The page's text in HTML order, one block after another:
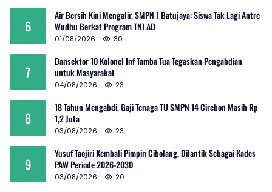
6
Air Bersih Kini Mengalir, SMPN 1 Batujaya: Siswa Tak Lagi Antre
Wudhu Berkat Program TNI AD
01/08/2026 30
7
Dansektor 10 Kolonel Inf Tamba Tua Tegaskan Pengabdian
untuk Masyarakat
04/08/2026 23
8
18 Tahun Mengabdi, Gaji Tenaga TU SMPN 14 Cirebon Masih Rp
1,2 Juta
03/08/2026 23
9
Yusuf Taojiri Kembali Pimpin Cibolang, Dilantik Sebagai Kades
PAW Periode 2026-2030
03/08/2026 20